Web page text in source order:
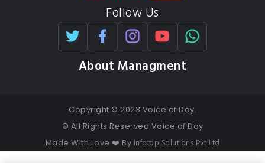
Follow Us
About Managment
Copyright © 2023 Voice of Day.
© All Rights Reserved Voice of Day
Made With Love ❤️ By Infotop Solutions Pvt Ltd